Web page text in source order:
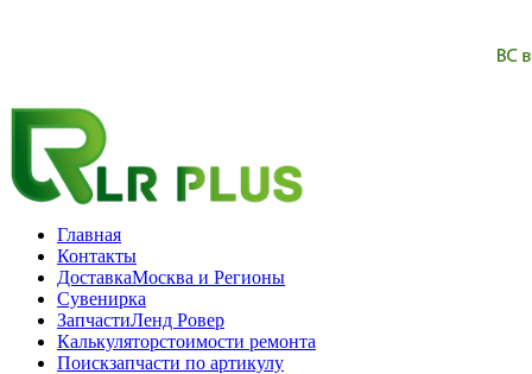
Главная
Контакты
ДоставкаМосква и Регионы
Сувенирка
ЗапчастиЛенд Ровер
Калькуляторстоимости ремонта
Поискзапчасти по артикулу